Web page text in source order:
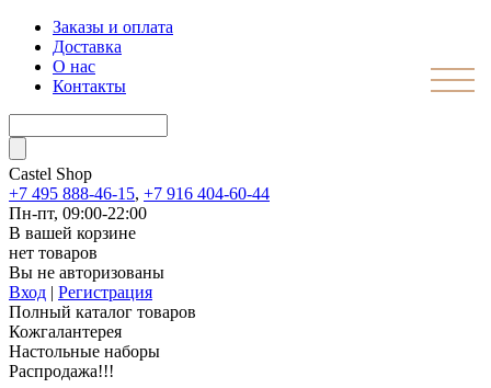
Заказы и оплата
Доставка
О нас
Контакты
Castel Shop
+7 495 888-46-15, +7 916 404-60-44
Пн-пт, 09:00-22:00
В вашей корзине
нет товаров
Вы не авторизованы
Вход | Регистрация
Полный каталог товаров
Кожгалантерея
Настольные наборы
Распродажа!!!